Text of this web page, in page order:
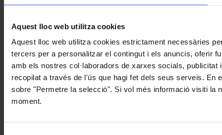
Aquest lloc web utilitza cookies
Aquest lloc web utilitza cookies estrictament necessàries
tercers per a personalitzar el contingut i els anuncis, oferir
amb els nostres col·laboradors de xarxes socials,
recopilat a través de l'ús que hagi fet dels seus serveis. En
sobre "Permetre la selecció". Si vol més informació visiti la
moment.